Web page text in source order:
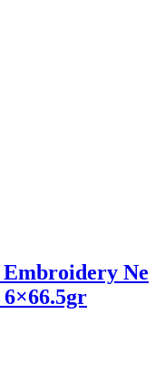
Ne